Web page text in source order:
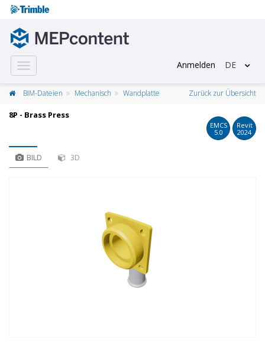
Toggle
navigation
Anmelden DE
BIM-Dateien Mechanisch Wandplatte Zurück zur Übersicht
8P - Brass Press
EMCS
5.0
Revit
2024
BILD 3D